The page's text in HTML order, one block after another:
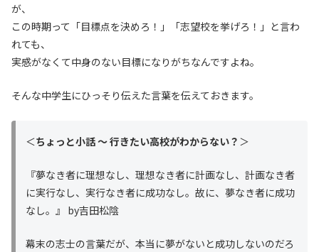
が、
この時期って「目標点を決めろ！」「志望校を挙げろ！」と言わ
れても、
実感がなくて中身のない目標になりがちなんですよね。
そんな中学生にひっそり伝えた言葉を伝えておきます。
＜ちょっと小話 〜 行きたい高校がわからない？ ＞
『夢なき者に理想なし、理想なき者に計画なし、計画なき者
に実行なし、実行なき者に成功なし。故に、夢なき者に成功
なし。』 by吉田松陰
幕末の志士の言葉だが、本当に夢がないと成功しないのだろ